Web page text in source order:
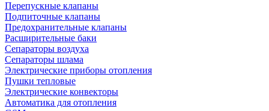
Перепускные клапаны
Подпиточные клапаны
Предохранительные клапаны
Расширительные баки
Сепараторы воздуха
Сепараторы шлама
Электрические приборы отопления
Пушки тепловые
Электрические конвекторы
Автоматика для отопления